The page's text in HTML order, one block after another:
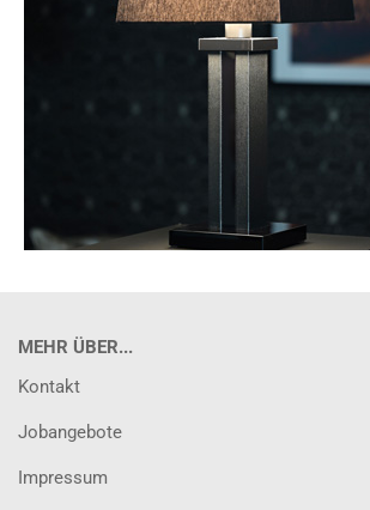
MEHR ÜBER...
Kontakt
Jobangebote
Impressum